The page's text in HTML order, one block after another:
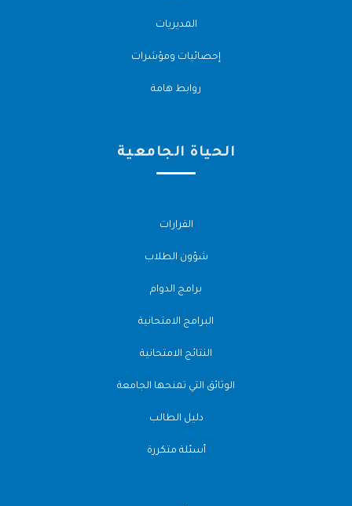
المديريات
إحصائيات ومؤشرات
روابط هامة
الحياة الجامعية
القرارات
شؤون الطلاب
برامج الدوام
البرامج الامتحانية
النتائج الامتحانية
الوثائق التي تمنحها الجامعة
دليل الطالب
أسئلة متكررة